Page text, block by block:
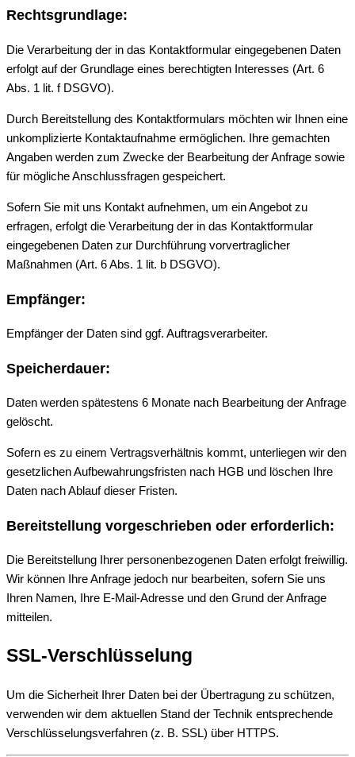
Rechtsgrundlage:
Die Verarbeitung der in das Kontaktformular eingegebenen Daten
erfolgt auf der Grundlage eines berechtigten Interesses (Art. 6
Abs. 1 lit. f DSGVO).
Durch Bereitstellung des Kontaktformulars möchten wir Ihnen eine
unkomplizierte Kontaktaufnahme ermöglichen. Ihre gemachten
Angaben werden zum Zwecke der Bearbeitung der Anfrage sowie
für mögliche Anschlussfragen gespeichert.
Sofern Sie mit uns Kontakt aufnehmen, um ein Angebot zu
erfragen, erfolgt die Verarbeitung der in das Kontaktformular
eingegebenen Daten zur Durchführung vorvertraglicher
Maßnahmen (Art. 6 Abs. 1 lit. b DSGVO).
Empfänger:
Empfänger der Daten sind ggf. Auftragsverarbeiter.
Speicherdauer:
Daten werden spätestens 6 Monate nach Bearbeitung der Anfrage
gelöscht.
Sofern es zu einem Vertragsverhältnis kommt, unterliegen wir den
gesetzlichen Aufbewahrungsfristen nach HGB und löschen Ihre
Daten nach Ablauf dieser Fristen.
Bereitstellung vorgeschrieben oder erforderlich:
Die Bereitstellung Ihrer personenbezogenen Daten erfolgt freiwillig.
Wir können Ihre Anfrage jedoch nur bearbeiten, sofern Sie uns
Ihren Namen, Ihre E-Mail-Adresse und den Grund der Anfrage
mitteilen.
SSL-Verschlüsselung
Um die Sicherheit Ihrer Daten bei der Übertragung zu schützen,
verwenden wir dem aktuellen Stand der Technik entsprechende
Verschlüsselungsverfahren (z. B. SSL) über HTTPS.